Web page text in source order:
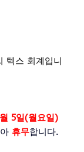
텍스 회계입니
5일(월요일)
휴무합니다.